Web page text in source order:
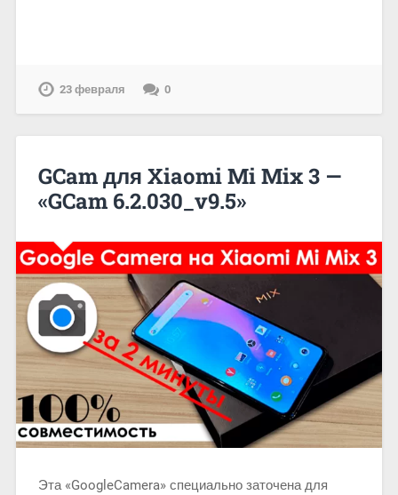
23 февраля 0
GCam для Xiaomi Mi Mix 3 —
«GCam 6.2.030_v9.5»
Эта «GoogleCamera» специально заточена для